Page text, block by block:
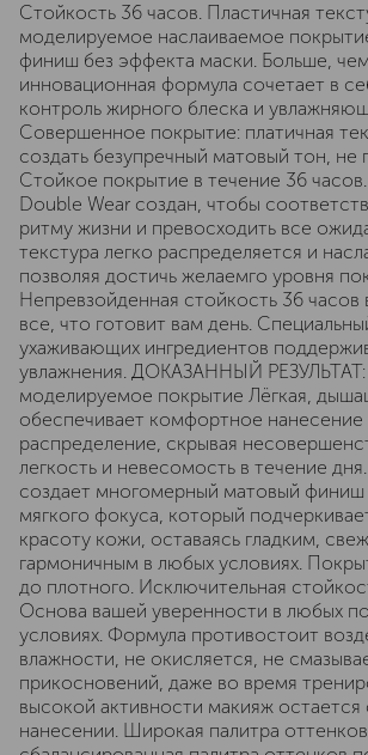
Стойкость 36 часов. Пластичная
моделируемое наслаиваемое
финиш без эффекта маски. Больше,
инновационная формула сочетает в
контроль жирного блеска и
Совершенное покрытие: платичная
создать безупречный матовый тон, не
Стойкое покрытие в течение 36
Double Wear создан, чтобы
ритму жизни и превосходить все
текстура легко распределяется и
позволяя достичь желаемго уровня
Непревзойденная стойкость 36 часов
все, что готовит вам день.
ухаживающих ингредиентов
увлажнения. ДОКАЗАННЫЙ
моделируемое покрытие Лёгкая,
обеспечивает комфортное нанесение
распределение, скрывая
легкость и невесомость в течение
создает многомерный матовый
мягкого фокуса, который
красоту кожи, оставаясь гладким,
гармоничным в любых условиях.
до плотного. Исключительная
Основа вашей уверенности в любых
условиях. Формула противостоит
влажности, не окисляется, не
прикосновений, даже во время
высокой активности макияж
нанесении. Широкая палитра